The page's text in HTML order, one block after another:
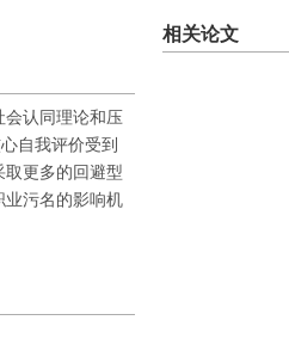
会认同理论和压
自我评价受到
更多的回避型
业污名的影响机
相关论文